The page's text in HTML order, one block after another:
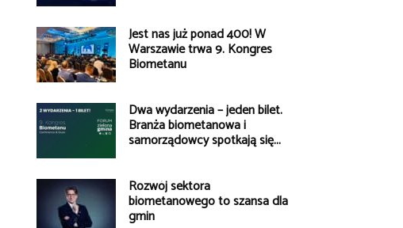
Jest nas już ponad 400! W
Warszawie trwa 9. Kongres
Biometanu
Dwa wydarzenia – jeden bilet.
Branża biometanowa i
samorządowcy spotkają się...
Rozwój sektora
biometanowego to szansa dla
gmin